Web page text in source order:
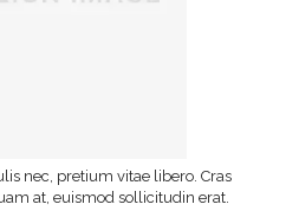
nec, pretium vitae libero. Cras
at, euismod sollicitudin erat.